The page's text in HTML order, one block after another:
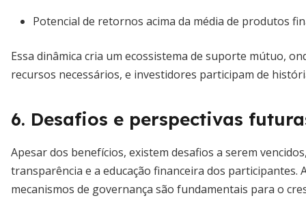
Potencial de retornos acima da média de produtos
Essa dinâmica cria um ecossistema de suporte mútuo,
recursos necessários, e investidores participam de
6. Desafios e perspectivas
Apesar dos benefícios, existem desafios a serem
transparência e a educação financeira dos
mecanismos de governança são fundamentais para o